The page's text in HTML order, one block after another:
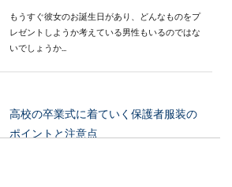
もうすぐ彼女のお誕生日があり、どんなものをプ
レゼントしようか考えている男性もいるのではな
いでしょうか...
高校の卒業式に着ていく保護者服装の
ポイントと注意点